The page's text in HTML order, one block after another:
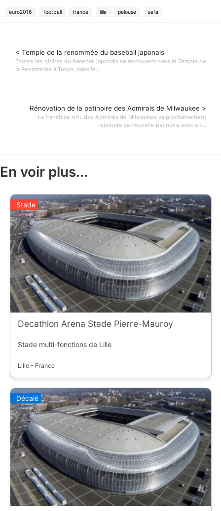
euro2016 football france lille pelouse uefa
< Temple de la renommée du baseball japonais
Toutes les gloires du baseball japonais se retrouvent dans le Temple de
la Renommée à Tokyo, dans le...
Rénovation de la patinoire des Admirals de Milwaukee >
La franchise AHL des Admirals de Milwaukee va prochainement
rejoindre sa nouvelle patinoire avec un...
En voir plus...
Stade
Decathlon Arena Stade Pierre-Mauroy
Stade multi-fonctions de Lille
Lille - France
Décalé